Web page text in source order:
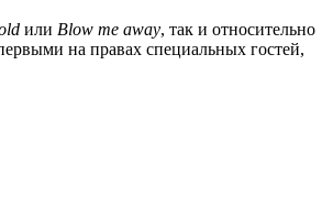
или Blow me away, так и относительно
на правах специальных гостей,